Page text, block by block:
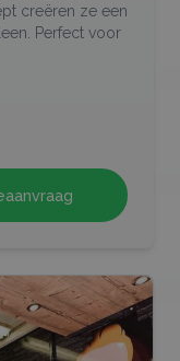
creëren ze een
Perfect voor